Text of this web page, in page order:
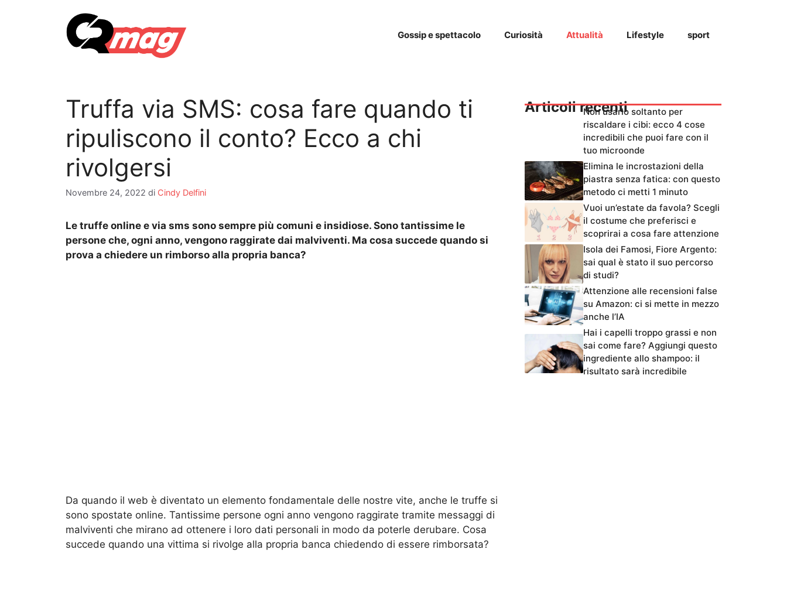
Gossip e spettacolo Curiosità Attualità Lifestyle sport
Truffa via SMS: cosa fare quando ti
ripuliscono il conto? Ecco a chi
rivolgersi
Novembre 24, 2022 di Cindy Delfini
Le truffe online e via sms sono sempre più comuni e insidiose. Sono tantissime le
persone che, ogni anno, vengono raggirate dai malviventi. Ma cosa succede quando si
prova a chiedere un rimborso alla propria banca?
Da quando il web è diventato un elemento fondamentale delle nostre vite, anche le truffe si
sono spostate online. Tantissime persone ogni anno vengono raggirate tramite messaggi di
malviventi che mirano ad ottenere i loro dati personali in modo da poterle derubare. Cosa
succede quando una vittima si rivolge alla propria banca chiedendo di essere rimborsata?
Articoli recentiNon usarlo soltanto per
riscaldare i cibi: ecco 4 cose
incredibili che puoi fare con il
tuo microonde
Elimina le incrostazioni della
piastra senza fatica: con questo
metodo ci metti 1 minuto
Vuoi un’estate da favola? Scegli
il costume che preferisci e
scoprirai a cosa fare attenzione
Isola dei Famosi, Fiore Argento:
sai qual è stato il suo percorso
di studi?
Attenzione alle recensioni false
su Amazon: ci si mette in mezzo
anche l’IA
Hai i capelli troppo grassi e non
sai come fare? Aggiungi questo
ingrediente allo shampoo: il
risultato sarà incredibile